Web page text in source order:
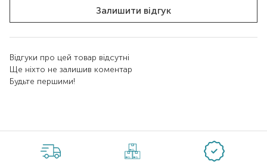
Залишити відгук
Відгуки про цей товар відсутні
Ще ніхто не залишив коментар
Будьте першими!